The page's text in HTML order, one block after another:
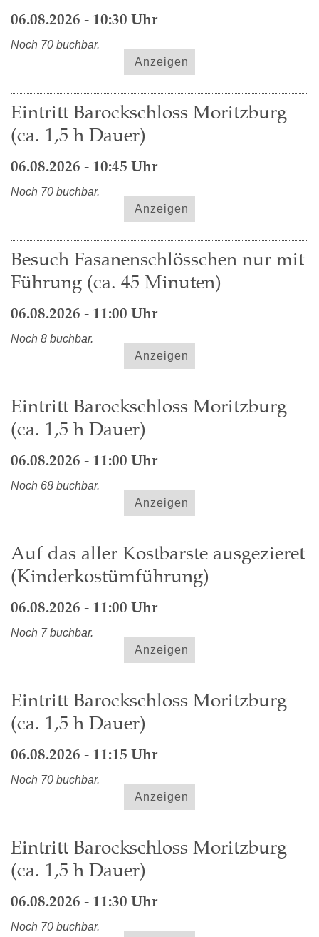
06.08.2026 - 10:30 Uhr
Noch 70 buchbar.
Anzeigen
Eintritt Barockschloss Moritzburg
(ca. 1,5 h Dauer)
06.08.2026 - 10:45 Uhr
Noch 70 buchbar.
Anzeigen
Besuch Fasanenschlösschen nur mit
Führung (ca. 45 Minuten)
06.08.2026 - 11:00 Uhr
Noch 8 buchbar.
Anzeigen
Eintritt Barockschloss Moritzburg
(ca. 1,5 h Dauer)
06.08.2026 - 11:00 Uhr
Noch 68 buchbar.
Anzeigen
Auf das aller Kostbarste ausgezieret
(Kinderkostümführung)
06.08.2026 - 11:00 Uhr
Noch 7 buchbar.
Anzeigen
Eintritt Barockschloss Moritzburg
(ca. 1,5 h Dauer)
06.08.2026 - 11:15 Uhr
Noch 70 buchbar.
Anzeigen
Eintritt Barockschloss Moritzburg
(ca. 1,5 h Dauer)
06.08.2026 - 11:30 Uhr
Noch 70 buchbar.